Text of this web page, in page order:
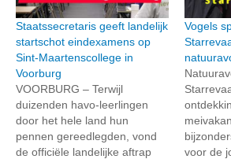
Staatssecretaris geeft landelijk
startschot eindexamens op
Sint-Maartenscollege in
Voorburg
VOORBURG – Terwijl
duizenden havo-leerlingen
door het hele land hun
pennen gereedlegden, vond
de officiële landelijke aftrap
Vogels
voor de